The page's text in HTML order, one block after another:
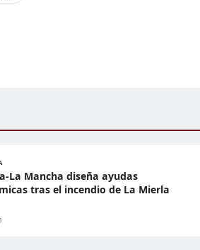
La Mancha diseña ayudas
tras el incendio de La Mierla